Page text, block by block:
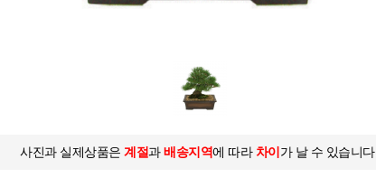
사진과 실제상품은 계절과배송지역에 따라 차이 가 날 수 있습니다.